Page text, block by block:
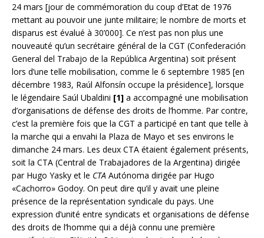
24 mars [jour de commémoration du coup d’Etat de 1976
mettant au pouvoir une junte militaire; le nombre de morts et
disparus est évalué à 30’000]. Ce n’est pas non plus une
nouveauté qu’un secrétaire général de la CGT (Confederación
General del Trabajo de la República Argentina) soit présent
lors d’une telle mobilisation, comme le 6 septembre 1985 [en
décembre 1983, Raúl Alfonsín occupe la présidence], lorsque
le légendaire Saúl Ubaldini [1] a accompagné une mobilisation
d’organisations de défense des droits de l’homme. Par contre,
c’est la première fois que la CGT a participé en tant que telle à
la marche qui a envahi la Plaza de Mayo et ses environs le
dimanche 24 mars. Les deux CTA étaient également présents,
soit la CTA (Central de Trabajadores de la Argentina) dirigée
par Hugo Yasky et le CTA Autónoma dirigée par Hugo
«Cachorro» Godoy. On peut dire qu’il y avait une pleine
présence de la représentation syndicale du pays. Une
expression d’unité entre syndicats et organisations de défense
des droits de l’homme qui a déjà connu une première